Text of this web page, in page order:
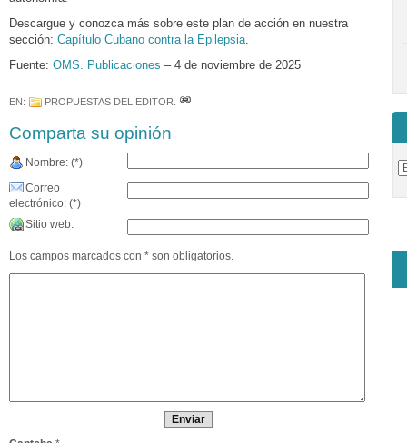
Descargue y conozca más sobre este plan de acción en nuestra
sección: Capítulo Cubano contra la Epilepsia.
Fuente: OMS. Publicaciones – 4 de noviembre de 2025
EN: PROPUESTAS DEL EDITOR
Comparta su opinión
Nombre: (*)
Correo
electrónico: (*)
Sitio web:
Los campos marcados con * son obligatorios.